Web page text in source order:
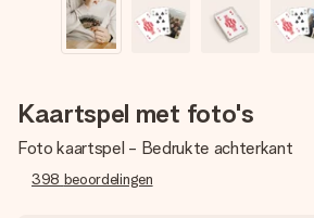
Kaartspel met foto's
Foto kaartspel - Bedrukte achterkant
398 beoordelingen